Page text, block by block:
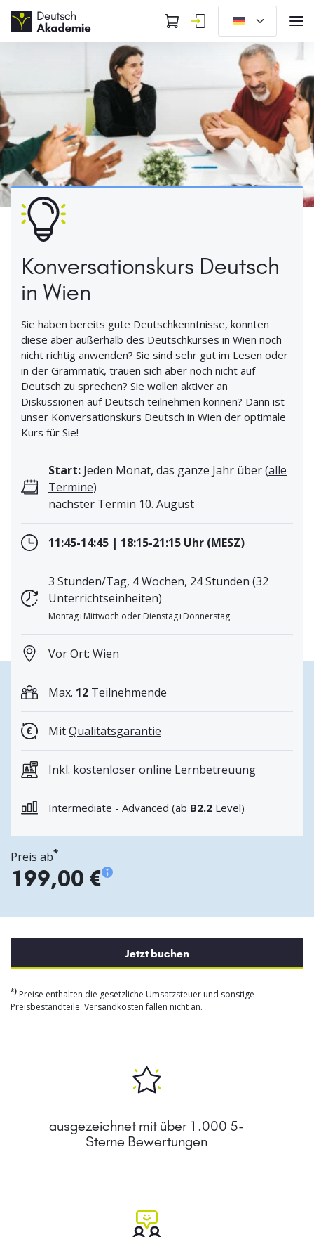
Konversationskurs Deutsch
in Wien
Sie haben bereits gute Deutschkenntnisse, konnten
diese aber außerhalb des Deutschkurses in Wien noch
nicht richtig anwenden? Sie sind sehr gut im Lesen oder
in der Grammatik, trauen sich aber noch nicht auf
Deutsch zu sprechen? Sie wollen aktiver an
Diskussionen auf Deutsch teilnehmen können? Dann ist
unser Konversationskurs Deutsch in Wien der optimale
Kurs für Sie!
Start: Jeden Monat, das ganze Jahr über (alle
Termine)
nächster Termin 10. August
11:45-14:45 | 18:15-21:15 Uhr (MESZ)
3 Stunden/Tag, 4 Wochen, 24 Stunden (32
Unterrichtseinheiten)
Montag+Mittwoch oder Dienstag+Donnerstag
Vor Ort: Wien
Max. 12 Teilnehmende
MitQualitätsgarantie
Inkl. kostenloser online Lernbetreuung
Intermediate - Advanced (ab B2.2 Level)
Preis ab*
199,00 €
Jetzt buchen
*) Preise enthalten die gesetzliche Umsatzsteuer und sonstige
Preisbestandteile. Versandkosten fallen nicht an.
ausgezeichnet mit über 1.000 5-
Sterne Bewertungen